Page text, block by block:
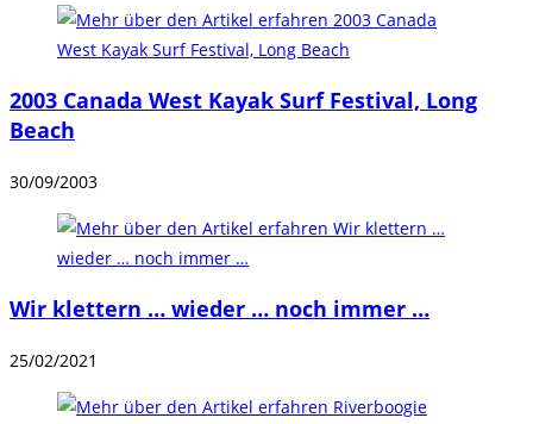
2003 Canada West Kayak Surf Festival, Long
Beach
30/09/2003
Wir klettern … wieder … noch immer …
25/02/2021